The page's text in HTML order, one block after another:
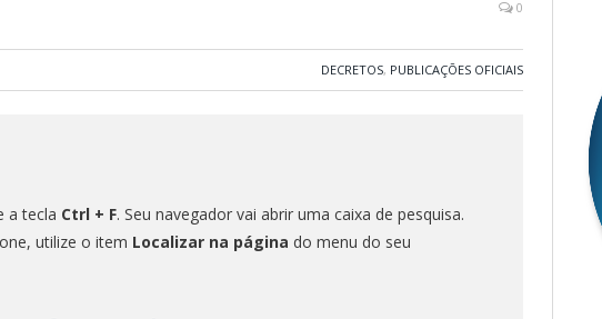
0
DECRETOS, PUBLICAÇÕES OFICIAIS
a tecla Ctrl + F. Seu navegador vai abrir uma caixa de pesquisa.
utilize o item Localizar na página do menu do seu